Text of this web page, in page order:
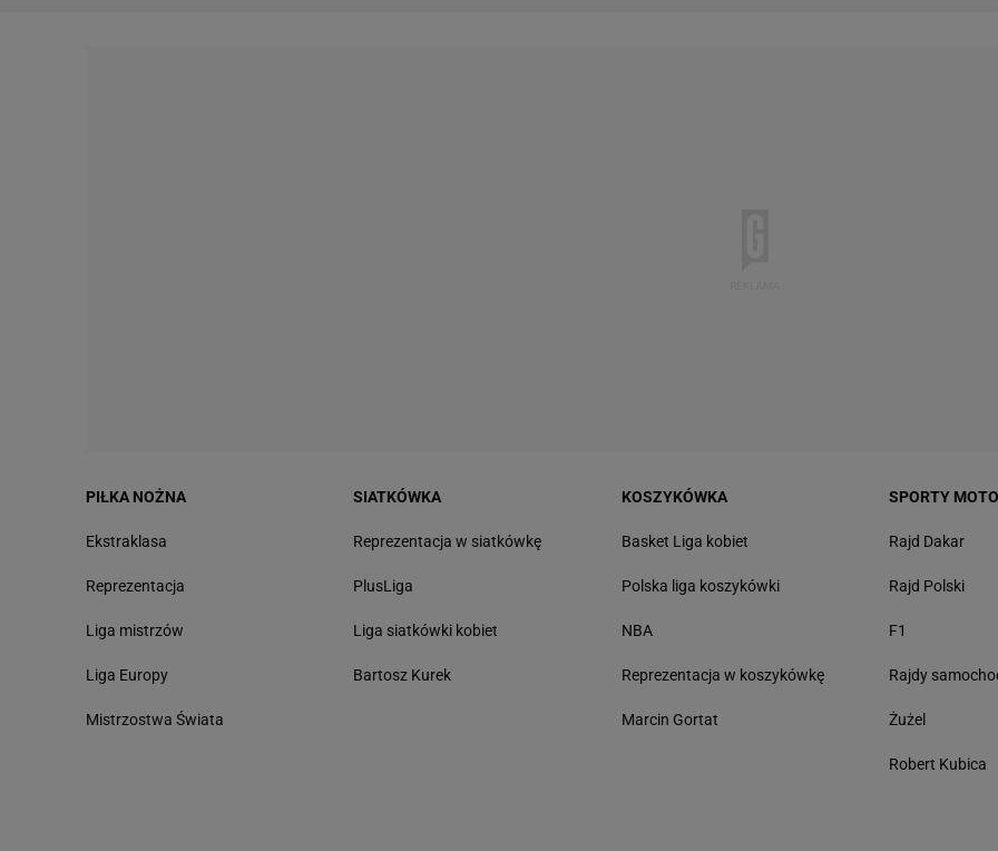
PIŁKA NOŻNA
Ekstraklasa
Reprezentacja
Liga mistrzów
Liga Europy
Mistrzostwa Świata
SIATKÓWKA
Reprezentacja w siatkówkę
PlusLiga
Liga siatkówki kobiet
Bartosz Kurek
KOSZYKÓWKA
Basket Liga kobiet
Polska liga koszykówki
NBA
Reprezentacja w koszykówkę
Marcin Gortat
SPORTY
Rajd Dakar
Rajd Polski
F1
Rajdy
Żużel
Robert Kubica